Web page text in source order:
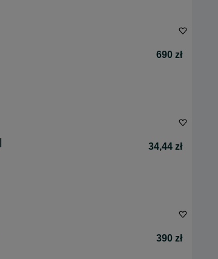
690 zł
34,44 zł
390 zł